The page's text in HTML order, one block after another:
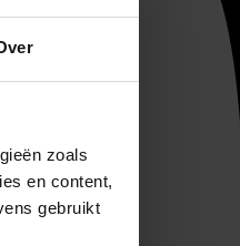
zoals
en content,
gebruikt